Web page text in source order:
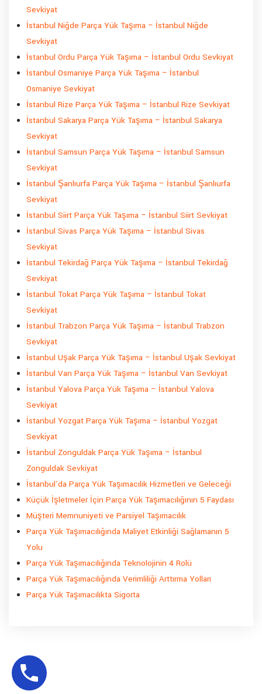
Sevkiyat
İstanbul Niğde Parça Yük Taşıma – İstanbul Niğde
Sevkiyat
İstanbul Ordu Parça Yük Taşıma – İstanbul Ordu Sevkiyat
İstanbul Osmaniye Parça Yük Taşıma – İstanbul
Osmaniye Sevkiyat
İstanbul Rize Parça Yük Taşıma – İstanbul Rize Sevkiyat
İstanbul Sakarya Parça Yük Taşıma – İstanbul Sakarya
Sevkiyat
İstanbul Samsun Parça Yük Taşıma – İstanbul Samsun
Sevkiyat
İstanbul Şanlıurfa Parça Yük Taşıma – İstanbul Şanlıurfa
Sevkiyat
İstanbul Siirt Parça Yük Taşıma – İstanbul Siirt Sevkiyat
İstanbul Sivas Parça Yük Taşıma – İstanbul Sivas
Sevkiyat
İstanbul Tekirdağ Parça Yük Taşıma – İstanbul Tekirdağ
Sevkiyat
İstanbul Tokat Parça Yük Taşıma – İstanbul Tokat
Sevkiyat
İstanbul Trabzon Parça Yük Taşıma – İstanbul Trabzon
Sevkiyat
İstanbul Uşak Parça Yük Taşıma – İstanbul Uşak Sevkiyat
İstanbul Van Parça Yük Taşıma – İstanbul Van Sevkiyat
İstanbul Yalova Parça Yük Taşıma – İstanbul Yalova
Sevkiyat
İstanbul Yozgat Parça Yük Taşıma – İstanbul Yozgat
Sevkiyat
İstanbul Zonguldak Parça Yük Taşıma – İstanbul
Zonguldak Sevkiyat
İstanbul’da Parça Yük Taşımacılık Hizmetleri ve Geleceği
Küçük İşletmeler İçin Parça Yük Taşımacılığının 5 Faydası
Müşteri Memnuniyeti ve Parsiyel Taşımacılık
Parça Yük Taşımacılığında Maliyet Etkinliği Sağlamanın 5
Yolu
Parça Yük Taşımacılığında Teknolojinin 4 Rolü
Parça Yük Taşımacılığında Verimliliği Arttırma Yolları
Parça Yük Taşımacılıkta Sigorta